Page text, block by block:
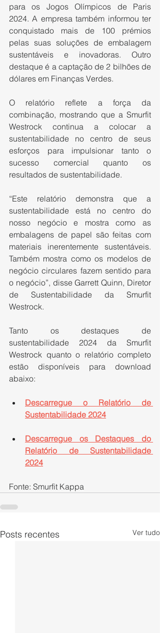
para os Jogos Olímpicos de Paris
2024. A empresa também informou ter
conquistado mais de 100 prémios
pelas suas soluções de embalagem
sustentáveis e inovadoras. Outro
destaque é a captação de 2 bilhões de
dólares em Finanças Verdes.
O relatório reflete a força da
combinação, mostrando que a Smurfit
Westrock continua a colocar a
sustentabilidade no centro de seus
esforços para impulsionar tanto o
sucesso comercial quanto os
resultados de sustentabilidade.
“Este relatório demonstra que a
sustentabilidade está no centro do
nosso negócio e mostra como as
embalagens de papel são feitas com
materiais inerentemente sustentáveis.
Também mostra como os modelos de
negócio circulares fazem sentido para
o negócio”, disse Garrett Quinn, Diretor
de Sustentabilidade da Smurfit
Westrock.
Tanto os destaques de
sustentabilidade 2024 da Smurfit
Westrock quanto o relatório completo
estão disponíveis para download
abaixo:
Descarregue o Relatório de
Sustentabilidade 2024
Descarregue os Destaques do
Relatório de Sustentabilidade
2024
Fonte: Smurfit Kappa
Posts recentes Ver tudo